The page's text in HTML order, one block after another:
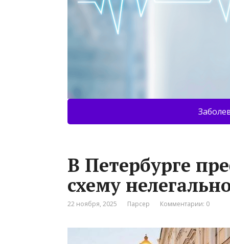
В Петербурге
схему
22 ноября, 2025 Парсер Комментарии: 0